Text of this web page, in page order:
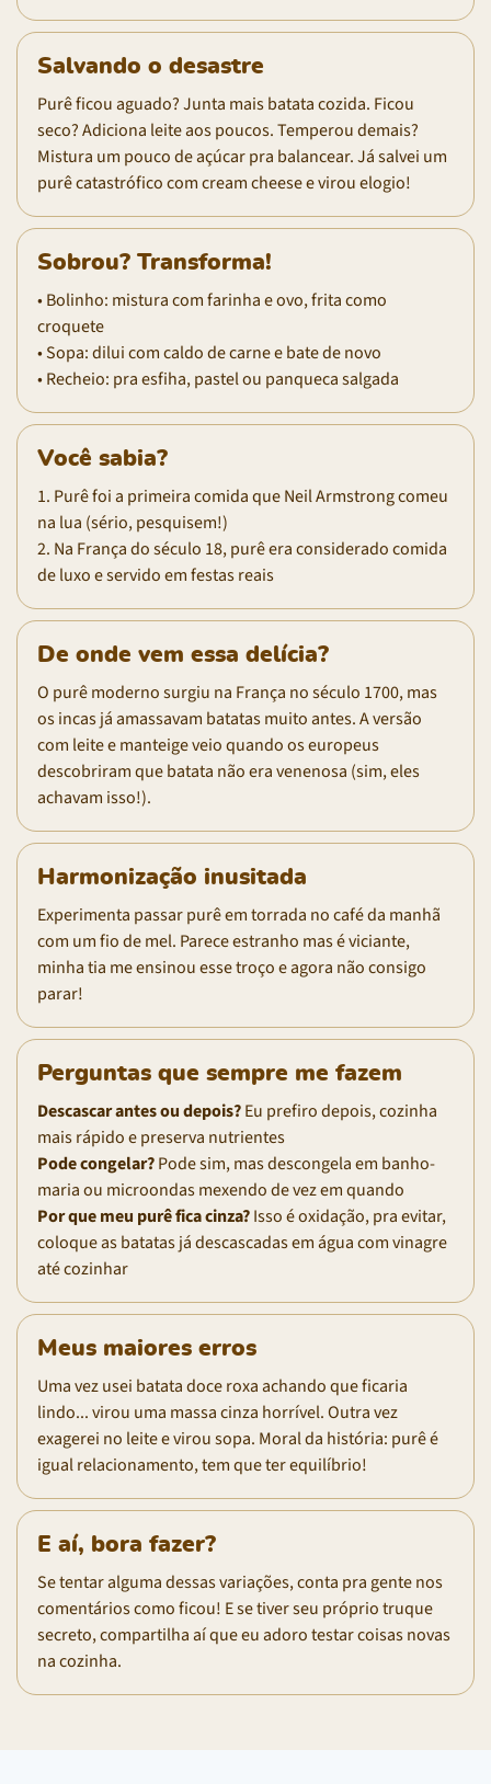
Salvando o desastre
Purê ficou aguado? Junta mais batata cozida. Ficou
seco? Adiciona leite aos poucos. Temperou demais?
Mistura um pouco de açúcar pra balancear. Já salvei um
purê catastrófico com cream cheese e virou elogio!
Sobrou? Transforma!
• Bolinho: mistura com farinha e ovo, frita como
croquete
• Sopa: dilui com caldo de carne e bate de novo
• Recheio: pra esfiha, pastel ou panqueca salgada
Você sabia?
1. Purê foi a primeira comida que Neil Armstrong comeu
na lua (sério, pesquisem!)
2. Na França do século 18, purê era considerado comida
de luxo e servido em festas reais
De onde vem essa delícia?
O purê moderno surgiu na França no século 1700, mas
os incas já amassavam batatas muito antes. A versão
com leite e manteige veio quando os europeus
descobriram que batata não era venenosa (sim, eles
achavam isso!).
Harmonização inusitada
Experimenta passar purê em torrada no café da manhã
com um fio de mel. Parece estranho mas é viciante,
minha tia me ensinou esse troço e agora não consigo
parar!
Perguntas que sempre me fazem
Descascar antes ou depois?Eu prefiro depois, cozinha
mais rápido e preserva nutrientes
Pode congelar?Pode sim, mas descongela em banho-
maria ou microondas mexendo de vez em quando
Por que meu purê fica cinza?Isso é oxidação, pra evitar,
coloque as batatas já descascadas em água com vinagre
até cozinhar
Meus maiores erros
Uma vez usei batata doce roxa achando que ficaria
lindo... virou uma massa cinza horrível. Outra vez
exagerei no leite e virou sopa. Moral da história: purê é
igual relacionamento, tem que ter equilíbrio!
E aí, bora fazer?
Se tentar alguma dessas variações, conta pra gente nos
comentários como ficou! E se tiver seu próprio truque
secreto, compartilha aí que eu adoro testar coisas novas
na cozinha.